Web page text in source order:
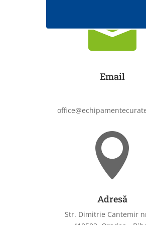

Email

Adresă
Str. Dimitrie Cantemir